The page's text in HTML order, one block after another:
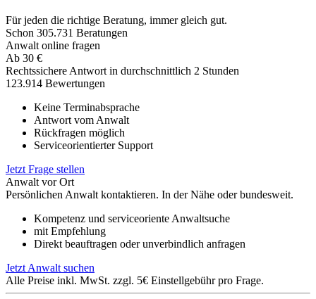
Für jeden die richtige Beratung, immer gleich gut.
Schon 305.731 Beratungen
Anwalt online fragen
Ab 30 €
Rechtssichere Antwort in durchschnittlich 2 Stunden
123.914 Bewertungen
Keine Terminabsprache
Antwort vom Anwalt
Rückfragen möglich
Serviceorientierter Support
Jetzt Frage stellen
Anwalt vor Ort
Persönlichen Anwalt kontaktieren. In der Nähe oder bundesweit.
Kompetenz und serviceoriente Anwaltsuche
mit Empfehlung
Direkt beauftragen oder unverbindlich anfragen
Jetzt Anwalt suchen
Alle Preise inkl. MwSt. zzgl. 5€ Einstellgebühr pro Frage.